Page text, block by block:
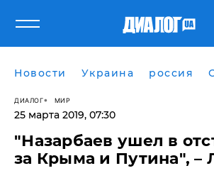
Новости Украина россия
ДИАЛОГ МИР
25 марта 2019, 07:30
"Назарбаев ушел в
за Крыма и Путина", –